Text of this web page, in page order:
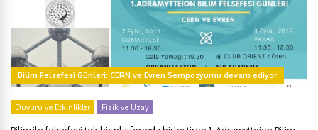
Bilim Felsefesi Günleri: CERN ve Evren Sempozyumu devam ediyor
Duyuru ve Etkinlikler Fizik ve Uzay